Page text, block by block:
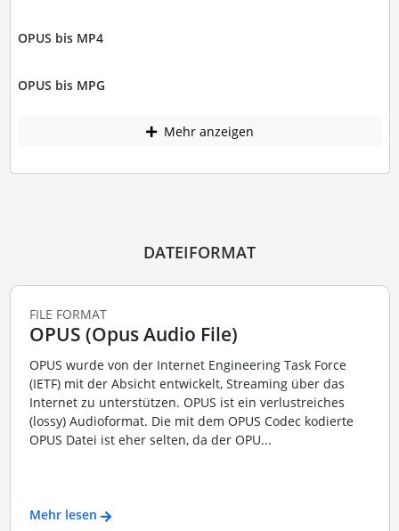
OPUS bis MP4
OPUS bis MPG
Mehr anzeigen
DATEIFORMAT
FILE FORMAT
OPUS (Opus Audio File)
OPUS wurde von der Internet Engineering Task Force
(IETF) mit der Absicht entwickelt, Streaming über das
Internet zu unterstützen. OPUS ist ein verlustreiches
(lossy) Audioformat. Die mit dem OPUS Codec kodierte
OPUS Datei ist eher selten, da der OPU...
Mehr lesen